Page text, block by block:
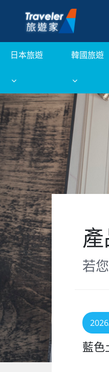
日本旅遊 韓國旅遊
若
藍色